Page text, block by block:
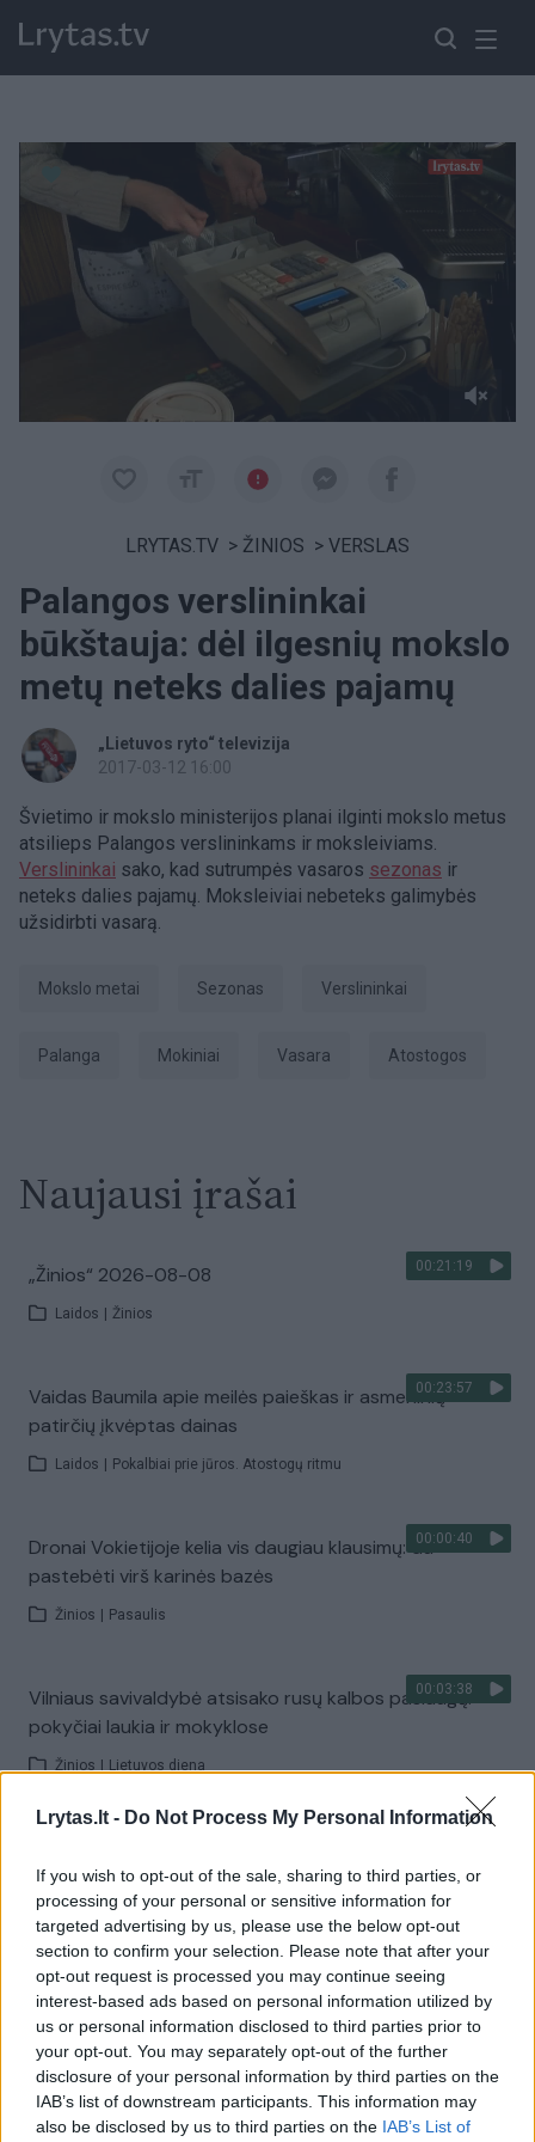
Lrytas.lt - Do Not Process My Personal Information
If you wish to opt-out of the sale, sharing to third parties, or
processing of your personal or sensitive information for
targeted advertising by us, please use the below opt-out
section to confirm your selection. Please note that after your
opt-out request is processed you may continue seeing
interest-based ads based on personal information utilized by
us or personal information disclosed to third parties prior to
your opt-out. You may separately opt-out of the further
disclosure of your personal information by third parties on the
IAB’s list of downstream participants. This information may
also be disclosed by us to third parties on the IAB’s List of
Paremkite Ukrainą
LRYTAS.TV > ŽINIOS > VERSLAS
Palangos verslininkai
būkštauja: dėl ilgesnių mokslo
metų neteks dalies pajamų
„Lietuvos ryto“ televizija
2017-03-12 16:00
Švietimo ir mokslo ministerijos planai ilginti mokslo metus
atsilieps Palangos verslininkams ir moksleiviams.
Verslininkai sako, kad sutrumpės vasaros sezonas ir
neteks dalies pajamų. Moksleiviai nebeteks galimybės
užsidirbti vasarą.
mokslo metai sezonas Verslininkai
Palanga Mokiniai Vasara Atostogos
Naujausi įrašai
00:21:19
„Žinios“ 2026-08-08
Laidos Žinios
00:23:57
Vaidas Baumila apie meilės paieškas ir asmeninių
patirčių įkvėptas dainas
Laidos Pokalbiai prie jūros. Atostogų ritmu
00:00:40
Dronai Vokietijoje kelia vis daugiau klausimų: du
pastebėti virš karinės bazės
Žinios Pasaulis
00:03:38
Vilniaus savivaldybė atsisako rusų kalbos paslaugų:
pokyčiai laukia ir mokyklose
Žinios Lietuvos diena
Žiūrimiausi įrašai
00:00:30
Vaizdai iš tragiškos avarijos Vilniaus r.: dviejų moterų ir
vaiko gyvybių išgelbėti nepavyko
Žinios Lietuvos diena